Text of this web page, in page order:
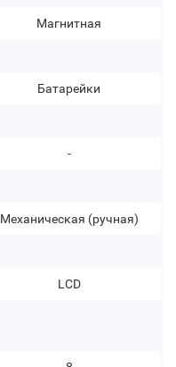
Магнитная
Батарейки
-
Механическая (ручная)
LCD